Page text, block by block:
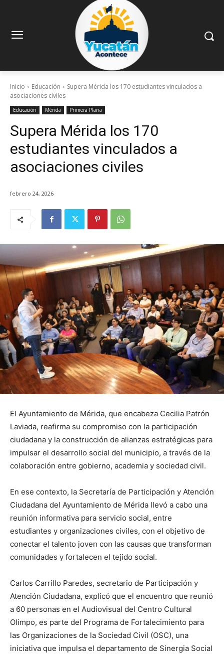
Inicio Educación
Supera Mérida los 170 estudiantes vinculados a
asociaciones civiles
Educación Mérida Primera Plana
Supera Mérida los 170
estudiantes vinculados a
asociaciones civiles
febrero 24, 2026
El Ayuntamiento de Mérida, que encabeza Cecilia Patrón
Laviada, reafirma su compromiso con la participación
ciudadana y la construcción de alianzas estratégicas para
impulsar el desarrollo social del municipio, a través de la
colaboración entre gobierno, academia y sociedad civil.
En ese contexto, la Secretaría de Participación y Atención
Ciudadana del Ayuntamiento de Mérida llevó a cabo una
reunión informativa para servicio social, entre
estudiantes y organizaciones civiles, con el objetivo de
conectar el talento joven con las causas que transforman
comunidades y fortalecen el tejido social.
Carlos Carrillo Paredes, secretario de Participación y
Atención Ciudadana, explicó que el encuentro que reunió
a 60 personas en el Audiovisual del Centro Cultural
Olimpo, es parte del Programa de Fortalecimiento para
las Organizaciones de la Sociedad Civil (OSC), una
iniciativa que impulsa el departamento de Sinergia Social